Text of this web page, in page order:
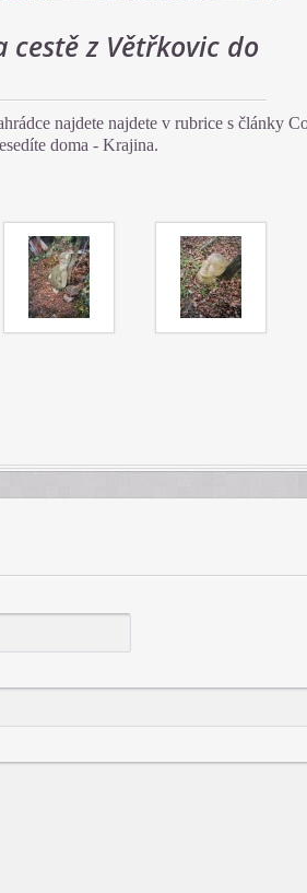
cestě z Větřkovic do
najdete najdete v rubrice s články
doma - Krajina.